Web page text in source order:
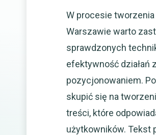
W procesie
Warszawie warto
sprawdzonych
efektywność działań
pozycjonowaniem.
skupić się na
treści, które
użytkowników. Tekst